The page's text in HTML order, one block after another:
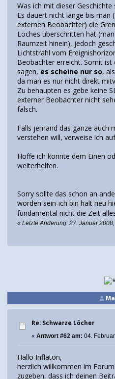
Was ich mit dieser
Es dauert nicht lange bis man
externen Beobachter) die
Loches überschritten hat
Raumzeit hinein), jedoch
Lichtstrahl vom
Beobachter erreicht. Somit ist
sagen, es scheine nur so,
da man es nur nicht direkt
Zu behaupten es gebe keine
externer Beobachter nicht
falsch.
Falls jemand das ganze auch
verstehen will, verweise ich
Hoffe ich konnte dem Einen
weiterhelfen.
Sorry sollte das schon an
worden sein-ich bin halt neu
fundamental nicht die Zeit
« Letzte Änderung: 27. Januar
Re: Schwarze Löcher
« Antwort #62 am: 04.
Hallo Inflaton,
herzlich willkommen im
zugeben, dass ich deinen